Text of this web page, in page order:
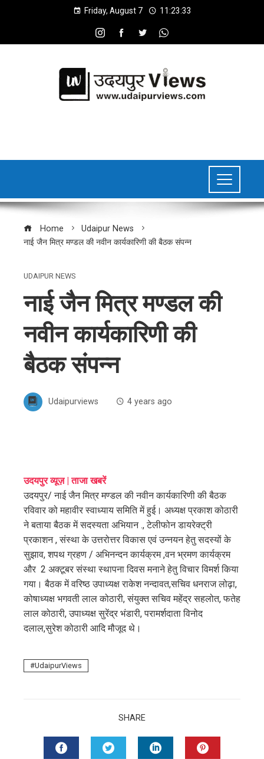
Friday, August 7 11:23:33
Home
Udaipur News
नाई जैन मित्र मण्डल की नवीन कार्यकारिणी की बैठक संपन्न
UDAIPUR NEWS
नाई जैन मित्र मण्डल की
नवीन कार्यकारिणी की
बैठक संपन्न
Udaipurviews 4 years ago
उदयपुर व्यूज़ | ताजा खबरें
उदयपुर/ नाई जैन मित्र मण्डल की नवीन कार्यकारिणी की बैठक
रविवार को महावीर स्वाध्याय समिति में हुई। अध्यक्ष प्रकाश कोठारी
ने बताया बैठक में सदस्यता अभियान ., टेलीफोन डायरेक्ट्री
प्रकाशन , संस्था के उत्तरोत्तर विकास एवं उन्नयन हेतु सदस्यों के
सुझाव, शपथ ग्रहण / अभिनन्दन कार्यक्रम ,वन भ्रमण कार्यक्रम
और 2 अक्टूबर संस्था स्थापना दिवस मनाने हेतु विचार विमर्श किया
गया। बैठक में वरिष्ठ उपाध्यक्ष राकेश नन्दावत,सचिव धनराज लोढ़ा,
कोषाध्यक्ष भगवती लाल कोठारी, संयुक्त सचिव महेंद्र सहलोत, फतेह
लाल कोठारी, उपाध्यक्ष सुरेंद्र भंडारी, परामर्शदाता विनोद
दलाल,सुरेश कोठारी आदि मौजूद थे।
UdaipurViews
SHARE